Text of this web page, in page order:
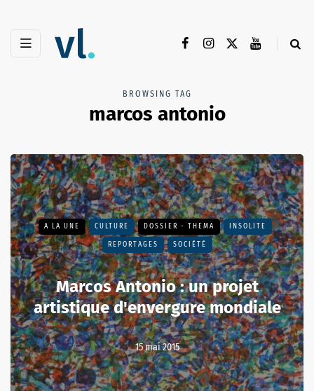
BROWSING TAG
marcos antonio
A LA UNE CULTURE DOSSIER - THEMA INSOLITE
REPORTAGES SOCIÉTÉ
Marcos Antonio : un projet
artistique d'envergure mondiale
15 mai 2015